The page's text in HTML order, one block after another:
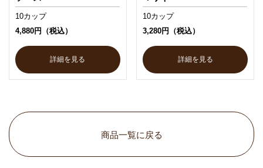
10カップ
4,880円（税込）
詳細を見る
10カップ
3,280円（税込）
詳細を見る
商品一覧に戻る